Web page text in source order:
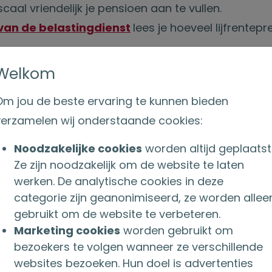
vriendelijk je pensioen aan te vullen.
de belastingdienst lees je hoeveel
INHALEN VIA JE RESERVERINGSRUIMTE
de afgelopen jaren niet (volledig) gebruikt?
je reserveringsruimte, ook wel
gebruiken voor je pensioen. De
is nu verruimd van 7 naar 10 jaar. Je kunt nu
inhalen. Ook deze verruiming gaat met
VOOR RESERVERINGSRUIMTE VERHOOGD
geldt nu een maximumbedrag van €
jou de beste ervaring te kunnen bieden
wij onderstaande cookies:
Noodzakelijke cookies worden altijd
Ze zijn noodzakelijk om de website te laten
werken. De analytische cookies in deze
categorie zijn geanonimiseerd, ze worden
gebruikt om de website te verbeteren.
Marketing cookies worden gebruikt om
bezoekers te volgen wanneer ze verschillende
websites bezoeken. Hun doel is advertenties